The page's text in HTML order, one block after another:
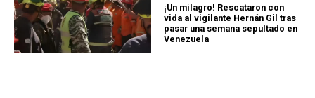
¡Un milagro! Rescataron con
vida al vigilante Hernán Gil tras
pasar una semana sepultado en
Venezuela